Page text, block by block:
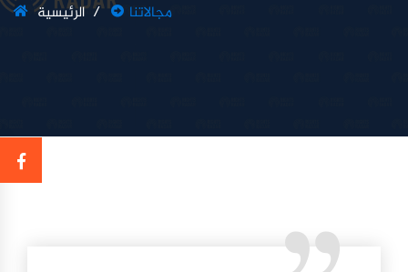
الرئيسية مجالاتنا